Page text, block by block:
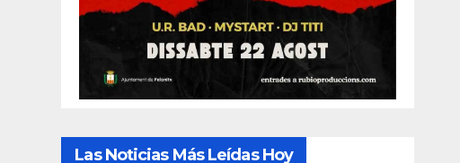
Las Noticias Más Leídas Hoy